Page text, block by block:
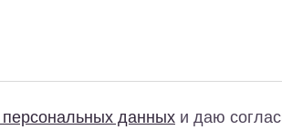
персональных данных и даю